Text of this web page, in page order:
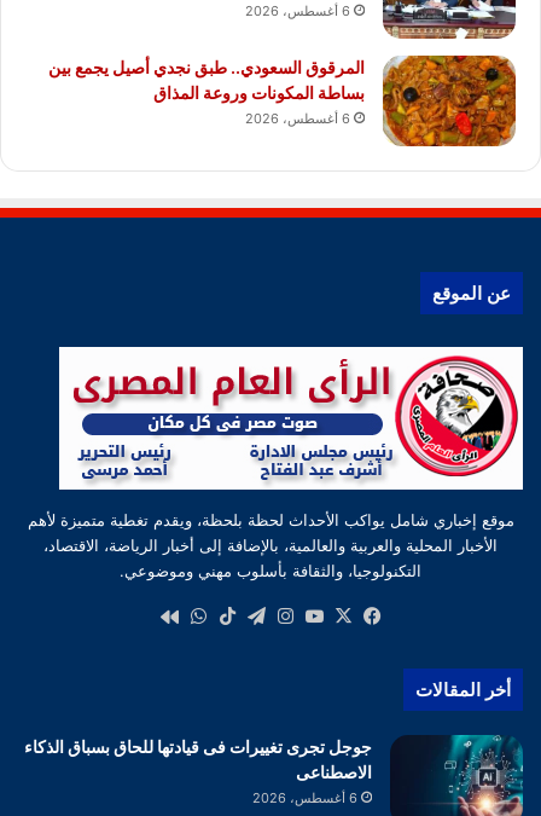
6 أغسطس، 2026
المرقوق السعودي.. طبق نجدي أصيل يجمع بين
بساطة المكونات وروعة المذاق
6 أغسطس، 2026
عن الموقع
موقع إخباري شامل يواكب الأحداث لحظة بلحظة، ويقدم تغطية متميزة لأهم
الأخبار المحلية والعربية والعالمية، بالإضافة إلى أخبار الرياضة، الاقتصاد،
التكنولوجيا، والثقافة بأسلوب مهني وموضوعي.
فيسبوك
‫X
‫YouTube
انستقرام
تيلقرام‫TikTokواتساب
أخر المقالات
جوجل تجرى تغييرات فى قيادتها للحاق بسباق الذكاء
الاصطناعى
6 أغسطس، 2026